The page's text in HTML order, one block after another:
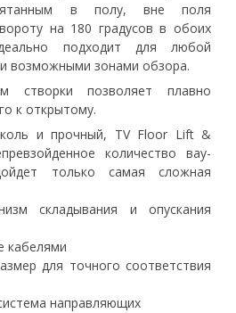
в полу, вне поля
на 180 градусов в обоих
подходит для любой
возможными зонами обзора.
створки позволяет плавно
к открытому.
и прочный, TV Floor Lift &
количество вау-
только самая сложная
складывания и опускания
кабелями
для точного соответствия
направляющих